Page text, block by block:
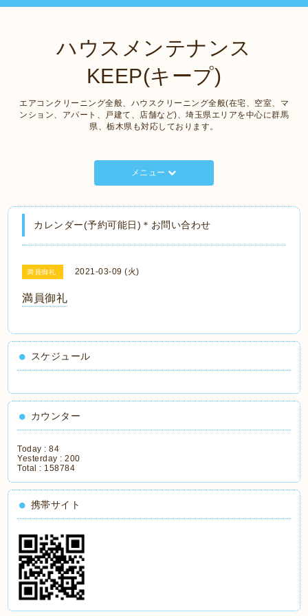
ハウスメンテナンス
KEEP(キープ)
エアコンクリーニング全般、ハウスクリーニング全般(在宅、空室、マ
ンション、アパート、戸建て、店舗など)、埼玉県エリアを中心に群馬
県、栃木県も対応しております。
メニュー
カレンダー(予約可能日)＊お問い合わせ
満員御礼 2021-03-09 (火)
満員御礼
スケジュール
カウンター
Today :84
Yesterday :200
Total : 158784
携帯サイト